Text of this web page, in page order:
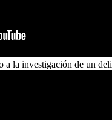
la investigación de un